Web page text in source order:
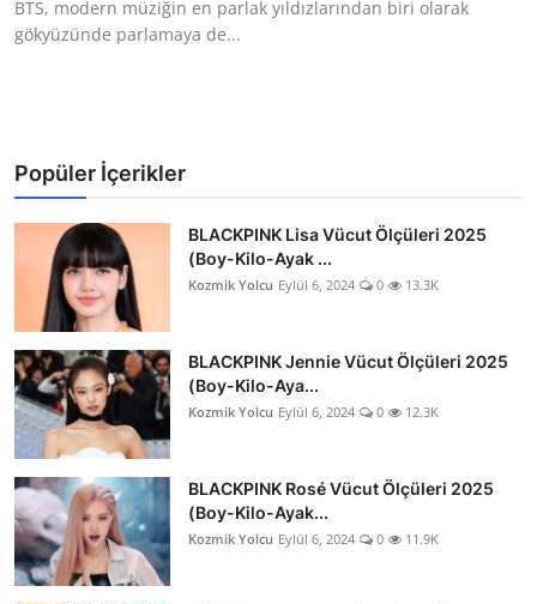
BTS, modern müziğin en parlak yıldızlarından biri olarak
gökyüzünde parlamaya de...
Popüler İçerikler
BLACKPINK Lisa Vücut Ölçüleri 2025
(Boy-Kilo-Ayak ...
Kozmik Yolcu Eylül 6, 2024 0 13.3K
BLACKPINK Jennie Vücut Ölçüleri 2025
(Boy-Kilo-Aya...
Kozmik Yolcu Eylül 6, 2024 0 12.3K
BLACKPINK Rosé Vücut Ölçüleri 2025
(Boy-Kilo-Ayak...
Kozmik Yolcu Eylül 6, 2024 0 11.9K